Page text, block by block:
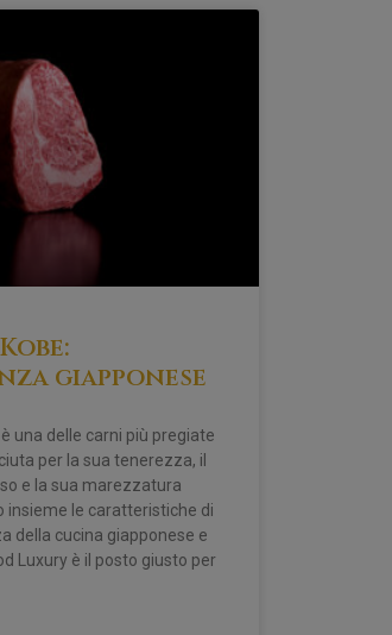
giapponese
una delle carni più pregiate
per la sua tenerezza, il
e la sua marezzatura
insieme le caratteristiche di
della cucina giapponese e
Luxury è il posto giusto per